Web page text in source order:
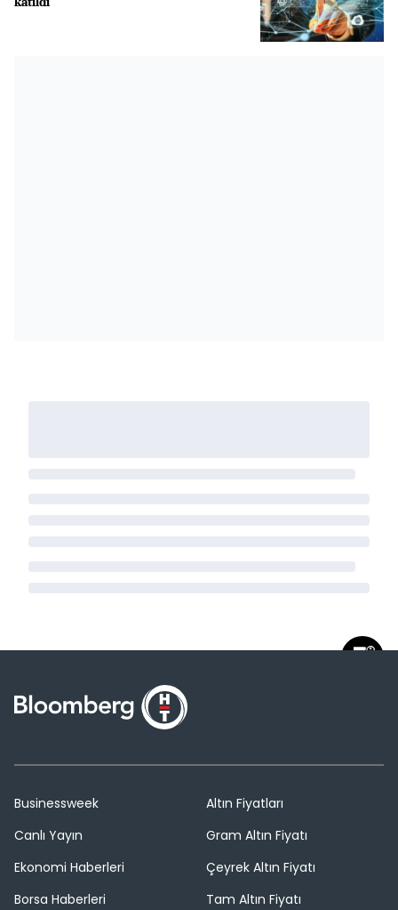
Businessweek
Canlı Yayın
Ekonomi Haberleri
Borsa Haberleri
Altın Fiyatları
Gram Altın Fiyatı
Çeyrek Altın Fiyatı
Tam Altın Fiyatı